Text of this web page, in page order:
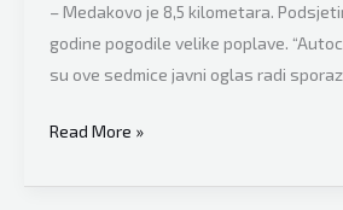
– Medakovo je 8,5 kilometara.
godine pogodile velike poplave.
su ove sedmice javni oglas radi
Tešanj
ugledao
Read More »